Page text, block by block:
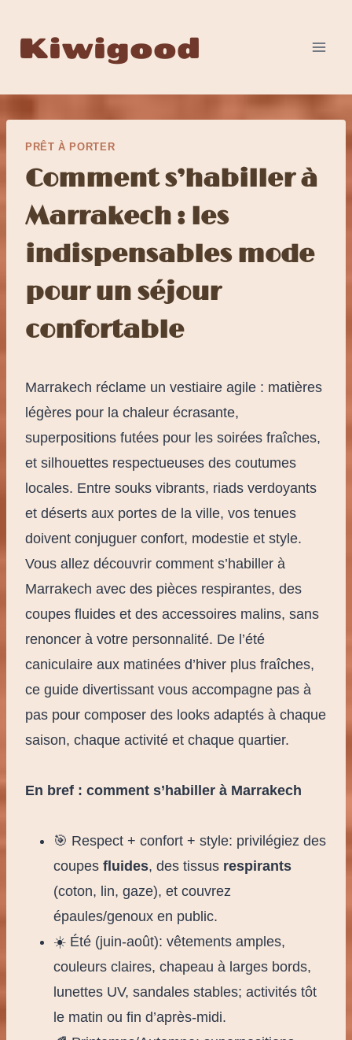
contenu
Kiwigood
PRÊT À PORTER
Comment s’habiller à
Marrakech : les
indispensables mode
pour un séjour
confortable
Marrakech réclame un vestiaire agile : matières
légères pour la chaleur écrasante,
superpositions futées pour les soirées fraîches,
et silhouettes respectueuses des coutumes
locales. Entre souks vibrants, riads verdoyants
et déserts aux portes de la ville, vos tenues
doivent conjuguer confort, modestie et style.
Vous allez découvrir comment s’habiller à
Marrakech avec des pièces respirantes, des
coupes fluides et des accessoires malins, sans
renoncer à votre personnalité. De l’été
caniculaire aux matinées d’hiver plus fraîches,
ce guide divertissant vous accompagne pas à
pas pour composer des looks adaptés à chaque
saison, chaque activité et chaque quartier.
En bref : comment s’habiller à Marrakech
🎯 Respect + confort + style: privilégiez des
coupes fluides, des tissus respirants
(coton, lin, gaze), et couvrez
épaules/genoux en public.
☀️ Été (juin-août): vêtements amples,
couleurs claires, chapeau à larges bords,
lunettes UV, sandales stables; activités tôt
le matin ou fin d’après-midi.